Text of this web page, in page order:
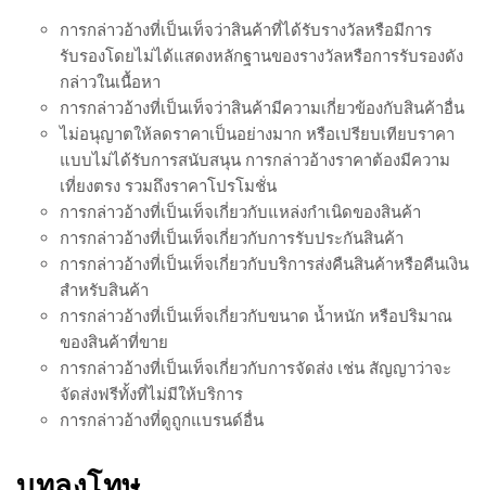
การกล่าวอ้างที่เป็นเท็จว่าสินค้าที่ได้รับรางวัลหรือมีการ
รับรองโดยไม่ได้แสดงหลักฐานของรางวัลหรือการรับรองดัง
กล่าวในเนื้อหา
การกล่าวอ้างที่เป็นเท็จว่าสินค้ามีความเกี่ยวข้องกับสินค้าอื่น
ไม่อนุญาตให้ลดราคาเป็นอย่างมาก หรือเปรียบเทียบราคา
แบบไม่ได้รับการสนับสนุน การกล่าวอ้างราคาต้องมีความ
เที่ยงตรง รวมถึงราคาโปรโมชั่น
การกล่าวอ้างที่เป็นเท็จเกี่ยวกับแหล่งกำเนิดของสินค้า
การกล่าวอ้างที่เป็นเท็จเกี่ยวกับการรับประกันสินค้า
การกล่าวอ้างที่เป็นเท็จเกี่ยวกับบริการส่งคืนสินค้าหรือคืนเงิน
สำหรับสินค้า
การกล่าวอ้างที่เป็นเท็จเกี่ยวกับขนาด น้ำหนัก หรือปริมาณ
ของสินค้าที่ขาย
การกล่าวอ้างที่เป็นเท็จเกี่ยวกับการจัดส่ง เช่น สัญญาว่าจะ
จัดส่งฟรีทั้งที่ไม่มีให้บริการ
การกล่าวอ้างที่ดูถูกแบรนด์อื่น